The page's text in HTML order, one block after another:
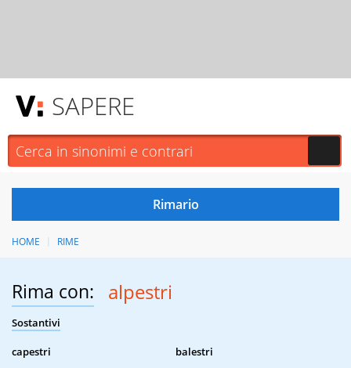
SAPERE
HOME RIME
Rima con: alpestri
Sostantivi
capestri
balestri